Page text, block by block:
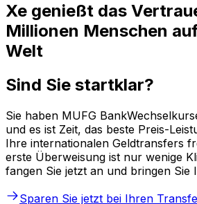
Xe genießt das
Millionen Menschen
Welt
Sind Sie startklar?
Sie haben MUFG
und es ist Zeit, das beste Preis-
Ihre internationalen Geldtransfers
erste Überweisung ist nur wenige
fangen Sie jetzt an und bringen Sie
Sparen Sie jetzt bei Ihren